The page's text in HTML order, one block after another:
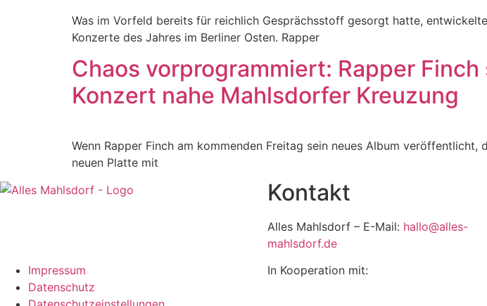
Was im Vorfeld bereits für reichlich Gesprächsstoff gesorgt hatte,
Konzerte des Jahres im Berliner Osten. Rapper
Chaos vorprogrammiert: Rapper
Konzert nahe Mahlsdorfer Kreuzung
Wenn Rapper Finch am kommenden Freitag sein neues Album
neuen Platte mit
Kontakt
Alles Mahlsdorf – E-Mail: hallo@alles-
mahlsdorf.de
Impressum
Datenschutz
In Kooperation mit: